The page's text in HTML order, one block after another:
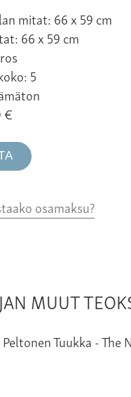
mitat: 66 x 59 cm
66 x 59 cm
5
€
osamaksu?
MUUT